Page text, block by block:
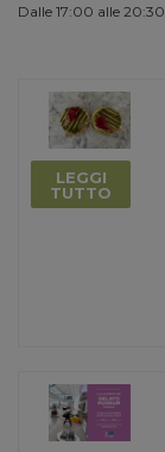
Dalle 17:00 alle 20:30
LEGGI
TUTTO